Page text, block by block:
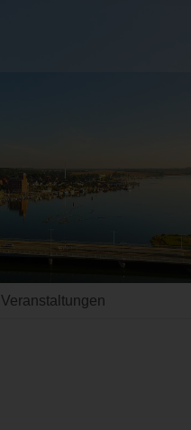
Veranstaltungen